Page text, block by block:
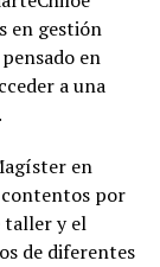
en gestión
en
a una
en
contentos por
taller y el
de diferentes